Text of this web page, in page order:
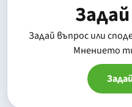
Задай въпрос или
Mнението